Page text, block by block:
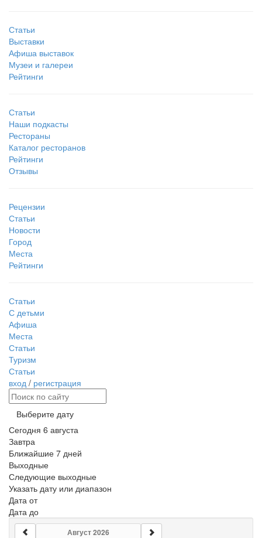
Статьи
Выставки
Афиша выставок
Музеи и галереи
Рейтинги
Статьи
Наши подкасты
Рестораны
Каталог ресторанов
Рейтинги
Отзывы
Рецензии
Статьи
Новости
Город
Места
Рейтинги
Статьи
С детьми
Афиша
Места
Статьи
Туризм
Статьи
вход / регистрация
Выберите дату
Сегодня 6 августа
Завтра
Ближайшие 7 дней
Выходные
Следующие выходные
Указать дату или диапазон
Дата от
Дата до
Август 2026